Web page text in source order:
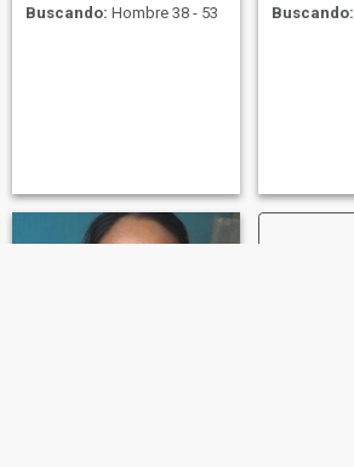
Buscando: Hombre 38 - 53
Buscando: